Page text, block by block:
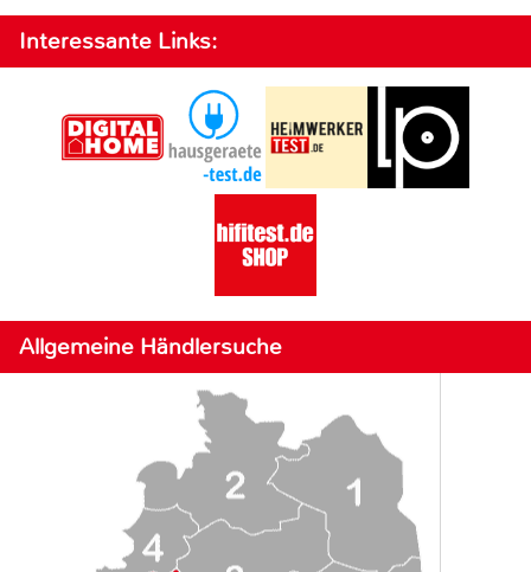
Interessante Links:
Allgemeine Händlersuche